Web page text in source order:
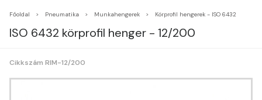
Főoldal Pneumatika Munkahengerek Körprofil hengerek - ISO 6432
ISO 6432 körprofil henger - 12/200
Cikkszám RIM-12/200